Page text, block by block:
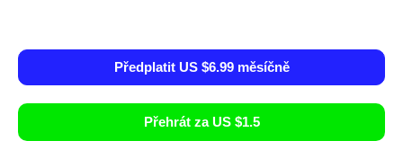
Předplatit US $6.99 měsíčně
Přehrát za US $1.5